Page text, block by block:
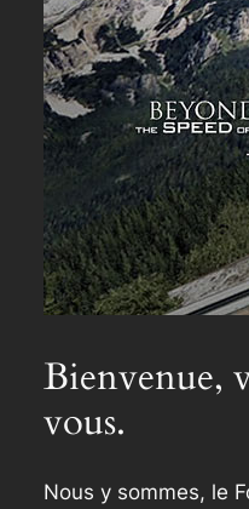
Bienvenue,
vous.
Nous y sommes, le